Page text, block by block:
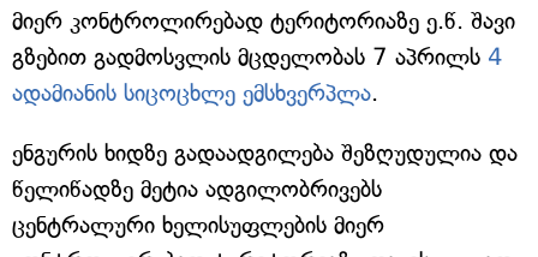
მიერ კონტროლირებად ტერიტორიაზე ე.წ. შავი
გზებით გადმოსვლის მცდელობას 7 აპრილს 4
ადამიანის სიცოცხლე ემსხვერპლა.
ენგურის ხიდზე გადაადგილება შეზღუდულია და
წელიწადზე მეტია ადგილობრივებს
ცენტრალური ხელისუფლების მიერ